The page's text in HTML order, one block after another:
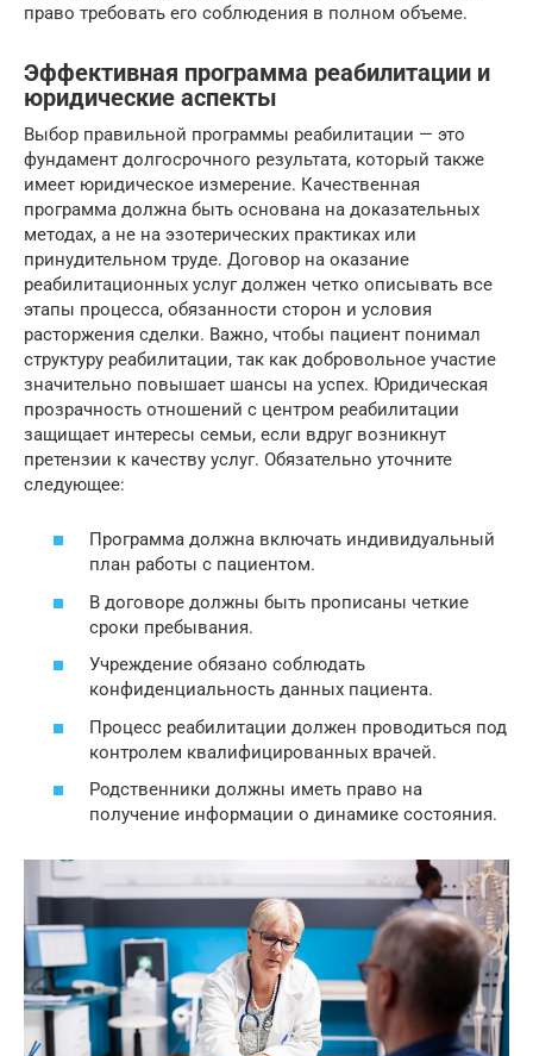
право требовать его соблюдения в полном объеме.
Эффективная программа реабилитации и
юридические аспекты
Выбор правильной программы реабилитации — это
фундамент долгосрочного результата, который также
имеет юридическое измерение. Качественная
программа должна быть основана на доказательных
методах, а не на эзотерических практиках или
принудительном труде. Договор на оказание
реабилитационных услуг должен четко описывать все
этапы процесса, обязанности сторон и условия
расторжения сделки. Важно, чтобы пациент понимал
структуру реабилитации, так как добровольное участие
значительно повышает шансы на успех. Юридическая
прозрачность отношений с центром реабилитации
защищает интересы семьи, если вдруг возникнут
претензии к качеству услуг. Обязательно уточните
следующее:
Программа должна включать индивидуальный
план работы с пациентом.
В договоре должны быть прописаны четкие
сроки пребывания.
Учреждение обязано соблюдать
конфиденциальность данных пациента.
Процесс реабилитации должен проводиться под
контролем квалифицированных врачей.
Родственники должны иметь право на
получение информации о динамике состояния.